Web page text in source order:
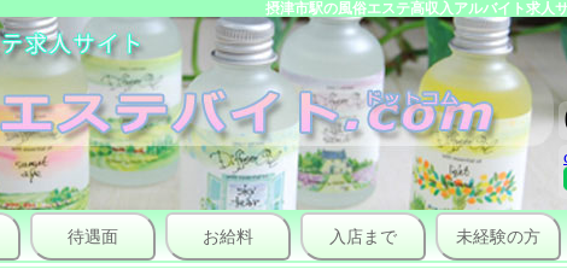
摂津市駅の風俗エステ高収入アルバイト求人
待遇面 お給料 入店まで 未経験の方